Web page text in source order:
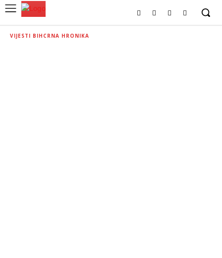
VIJESTI BIH CRNA HRONIKA